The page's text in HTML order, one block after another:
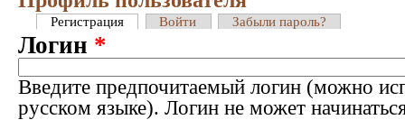
Регистрация Войти Забыли пароль?
Логин *
Введите предпочитаемый логин (можно
русском языке). Логин не может